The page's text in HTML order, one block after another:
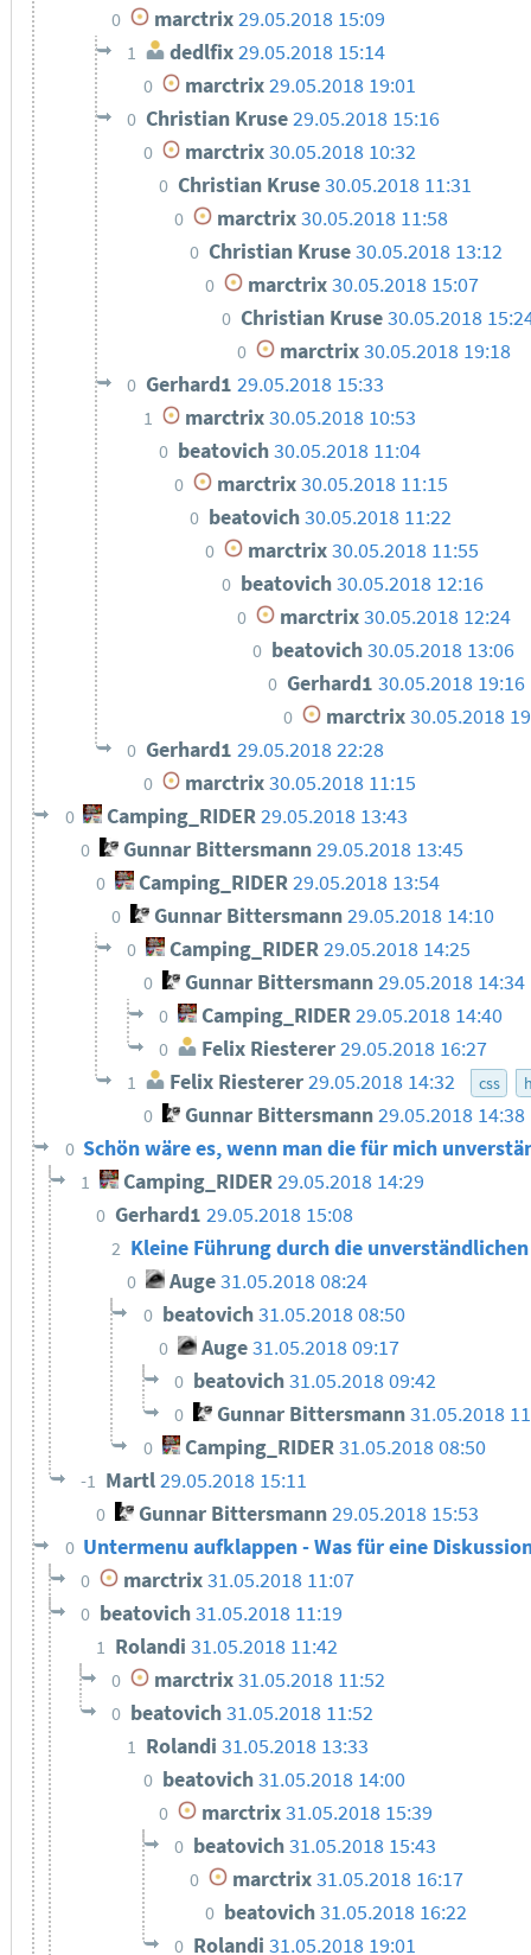
0 marctrix29.05.2018 15:09
1 dedlfix29.05.2018 15:14
0 marctrix29.05.2018 19:01
0 Christian Kruse29.05.2018 15:16
0 marctrix30.05.2018 10:32
0 Christian Kruse30.05.2018 11:31
0 marctrix30.05.2018 11:58
0 Christian Kruse30.05.2018 13:12
0 marctrix30.05.2018 15:07
0 Christian Kruse30.05.2018
0 marctrix 30.05.2018 19:18
0 Gerhard129.05.2018 15:33
1 marctrix30.05.2018 10:53
0 beatovich30.05.2018 11:04
0 marctrix30.05.2018 11:15
0 beatovich30.05.2018 11:22
0 marctrix30.05.2018 11:55
0 beatovich30.05.2018 12:16
0 marctrix 30.05.2018 12:24
0 beatovich30.05.2018 13:06
0 Gerhard130.05.2018 19:16
0 marctrix30.05.2018
0 Gerhard129.05.2018 22:28
0 marctrix30.05.2018 11:15
0 Camping_RIDER29.05.2018 13:43
0 Gunnar Bittersmann 29.05.2018 13:45
0 Camping_RIDER29.05.2018 13:54
0 Gunnar Bittersmann29.05.2018 14:10
0 Camping_RIDER29.05.2018 14:25
0 Gunnar Bittersmann29.05.2018 14:34
0 Camping_RIDER 29.05.2018 14:40
0 Felix Riesterer 29.05.2018 16:27
1 Felix Riesterer29.05.2018 14:32 css
0 Gunnar Bittersmann29.05.2018 14:38
0 Schön wäre es, wenn man die für mich
1 Camping_RIDER 29.05.2018 14:29
0 Gerhard1 29.05.2018 15:08
2 Kleine Führung durch die
0 Auge31.05.2018 08:24
0 beatovich31.05.2018 08:50
0 Auge 31.05.2018 09:17
0 beatovich31.05.2018 09:42
0 Gunnar Bittersmann31.05.2018
0 Camping_RIDER31.05.2018 08:50
-1 Martl29.05.2018 15:11
0 Gunnar Bittersmann29.05.2018 15:53
0 Untermenu aufklappen - Was für eine
0 marctrix 31.05.2018 11:07
0 beatovich31.05.2018 11:19
1 Rolandi 31.05.2018 11:42
0 marctrix31.05.2018 11:52
0 beatovich31.05.2018 11:52
1 Rolandi31.05.2018 13:33
0 beatovich31.05.2018 14:00
0 marctrix 31.05.2018 15:39
0 beatovich31.05.2018 15:43
0 marctrix31.05.2018 16:17
0 beatovich31.05.2018 16:22
0 Rolandi 31.05.2018 19:01